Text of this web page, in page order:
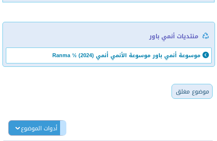
منتديات أنمي باور
موسوعة أنمي باور موسوعة الأنمي أنمي Ranma ½ (2024)
موضوع مغلق
أدوات الموضوع